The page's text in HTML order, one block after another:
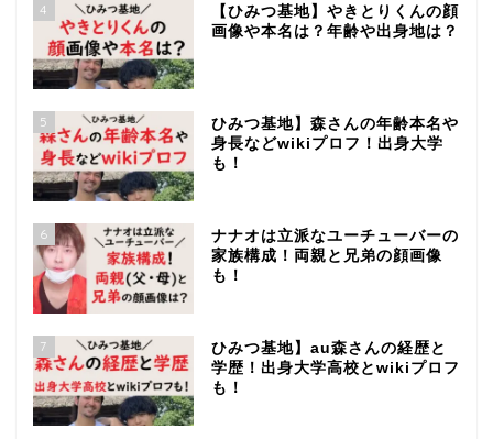
4
【ひみつ基地】やきとりくんの顔
画像や本名は？年齢や出身地は？
5
ひみつ基地】森さんの年齢本名や
身長などwikiプロフ！出身大学
も！
6
ナナオは立派なユーチューバーの
家族構成！両親と兄弟の顔画像
も！
7
ひみつ基地】au森さんの経歴と
学歴！出身大学高校とwikiプロフ
も！